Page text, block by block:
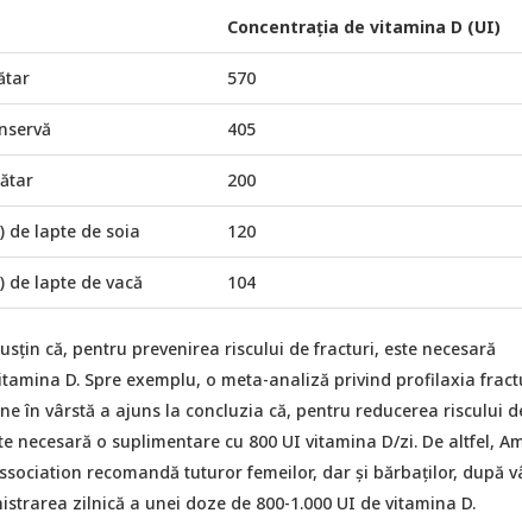
Concentrația de vitamina D (UI)
570
405
200
de lapte de soia 120
de lapte de vacă 104
că, pentru prevenirea riscului de fracturi, este necesară
D. Spre exemplu, o meta-analiză privind profilaxia
în vârstă a ajuns la concluzia că, pentru reducerea riscului
necesară o suplimentare cu 800 UI vitamina D/zi. De altfel,
recomandă tuturor femeilor, dar și bărbaților, după
zilnică a unei doze de 800-1.000 UI de vitamina D.